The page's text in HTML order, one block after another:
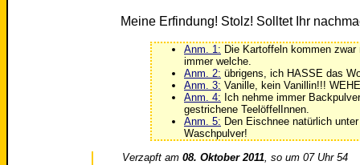
Meine Erfindung! Stolz! Solltet Ihr
Anm. 1: Die Kartoffeln kommen
immer welche.
Anm. 2: übrigens, ich HASSE das
Anm. 3: Vanille, kein Vanillin!!!
Anm. 4: Ich nehme immer
gestrichene TeelöffelInnen.
Anm. 5: Den Eischnee natürlich
Waschpulver!
Verzapft am08. Oktober 2011, so um 07 Uhr 54